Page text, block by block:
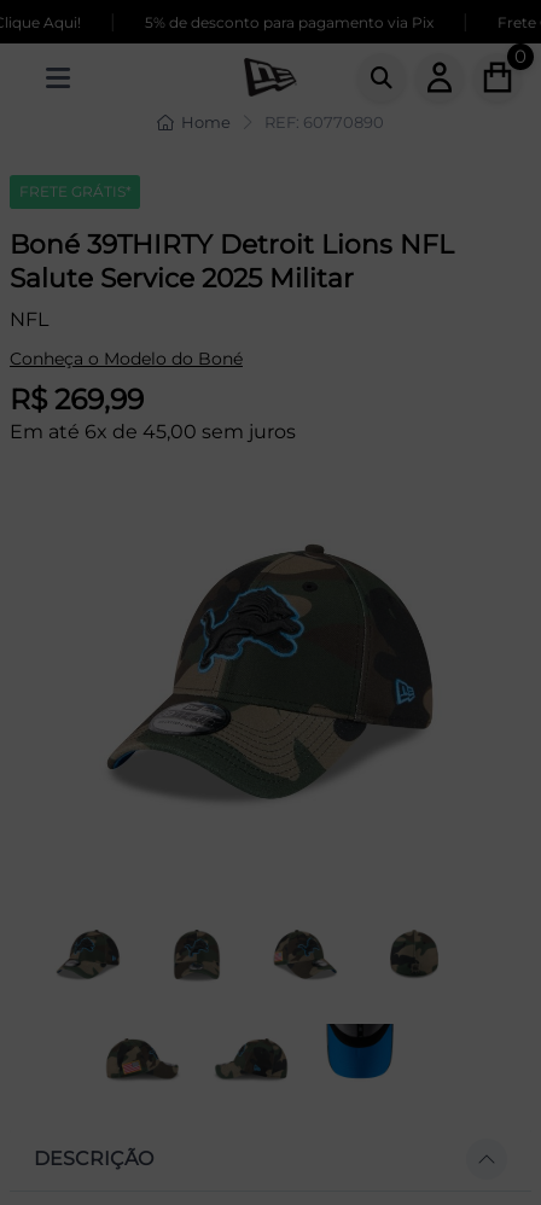
Aqui! 5% de desconto para pagamento via Pix Frete
0
Home REF: 60770890
FRETE GRÁTIS*
Boné 39THIRTY Detroit Lions NFL
Salute Service 2025 Militar
NFL
Conheça o Modelo do Boné
R$ 269,99
Em até 6x de 45,00 sem juros
DESCRIÇÃO